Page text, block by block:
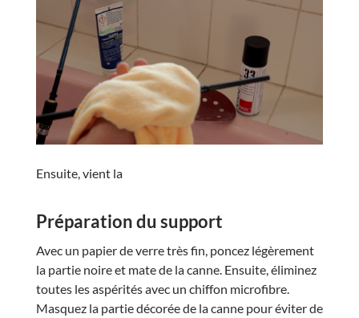
Ensuite, vient la
Préparation du support
Avec un papier de verre très fin, poncez légèrement
la partie noire et mate de la canne. Ensuite, éliminez
toutes les aspérités avec un chiffon microfibre.
Masquez la partie décorée de la canne pour éviter de